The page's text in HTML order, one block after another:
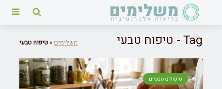
Tag - טיפוח טבעי משלימים »טיפוח טבעי
טיפולים טבעיים